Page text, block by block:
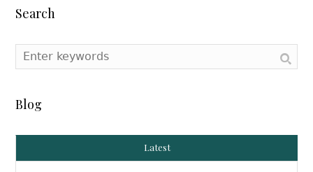
Search
Blog
Latest